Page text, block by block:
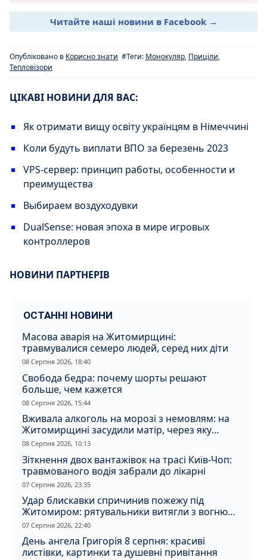
Читайте наші новини в Facebook →
Опубліковано в Корисно знати #Теги: Монокуляр, Приціли,
Тепловізори
ЦІКАВІ НОВИНИ ДЛЯ ВАС:
Як отримати вищу освіту українцям в Німеччині
Коли будуть виплати ВПО за березень 2023
VPS-сервер: принцип работы, особенности и
преимущества
Выбираем воздуходувки
DualSense: новая эпоха в мире игровых
контроллеров
НОВИНИ ПАРТНЕРІВ
ОСТАННІ НОВИНИ
Масова аварія на Житомирщині:
травмувалися семеро людей, серед них діти
08 Серпня 2026, 18:40
Свобода бедра: почему шорты решают
больше, чем кажется
08 Серпня 2026, 15:44
Вживала алкоголь на морозі з немовлям: на
Житомирщині засудили матір, через яку
дитина отримала обмороження
08 Серпня 2026, 10:13
Зіткнення двох вантажівок на трасі Київ-Чоп:
травмованого водія забрали до лікарні
07 Серпня 2026, 23:35
Удар блискавки спричинив пожежу під
Житомиром: рятувальники витягли з вогню
кота
07 Серпня 2026, 22:40
День ангела Григорія 8 серпня: красиві
листівки, картинки та душевні привітання